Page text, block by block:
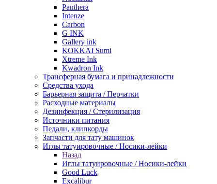
Panthera
Intenze
Carbon
G INK
Gallery ink
KOKKAI Sumi
Xtreme Ink
Kwadron Ink
Трансферная бумага и принадлежности
Средства ухода
Барьерная защита / Перчатки
Расходные материалы
Дезинфекция / Стерилизация
Источники питания
Педали, клипкорды
Запчасти для тату машинок
Иглы татуировочные / Носики-лейки
Назад
Иглы татуировочные / Носики-лейки
Good Luck
Excalibur